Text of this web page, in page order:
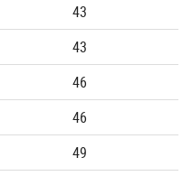
43
43
46
46
49